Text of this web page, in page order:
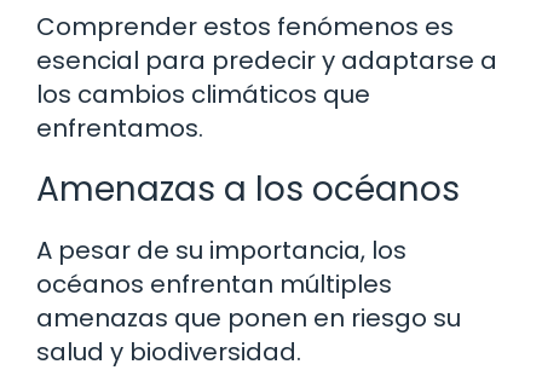
Comprender estos fenómenos es
esencial para predecir y adaptarse a
los cambios climáticos que
enfrentamos.
Amenazas a los océanos
A pesar de su importancia, los
océanos enfrentan múltiples
amenazas que ponen en riesgo su
salud y biodiversidad.